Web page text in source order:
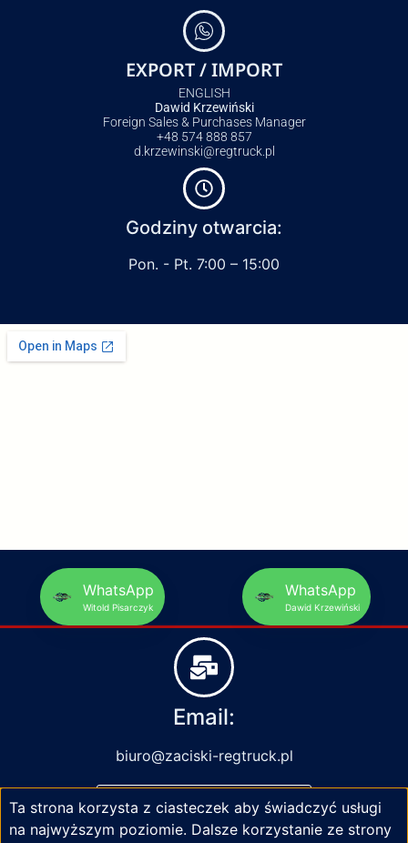
EXPORT / IMPORT
ENGLISH
Dawid Krzewiński
Foreign Sales & Purchases Manager
+48 574 888 857
d.krzewinski@regtruck.pl
Godziny otwarcia:
Pon. - Pt. 7:00 – 15:00
WhatsApp
Witold Pisarczyk
WhatsApp
Dawid Krzewiński
Email:
biuro@zaciski-regtruck.pl
NAPISZ DO NAS
Ta strona korzysta z ciasteczek aby świadczyć usługi
na najwyższym poziomie. Dalsze korzystanie ze strony